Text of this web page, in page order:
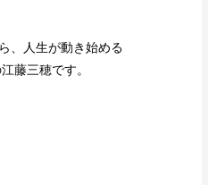
、人生が動き始める
藤三穂です。